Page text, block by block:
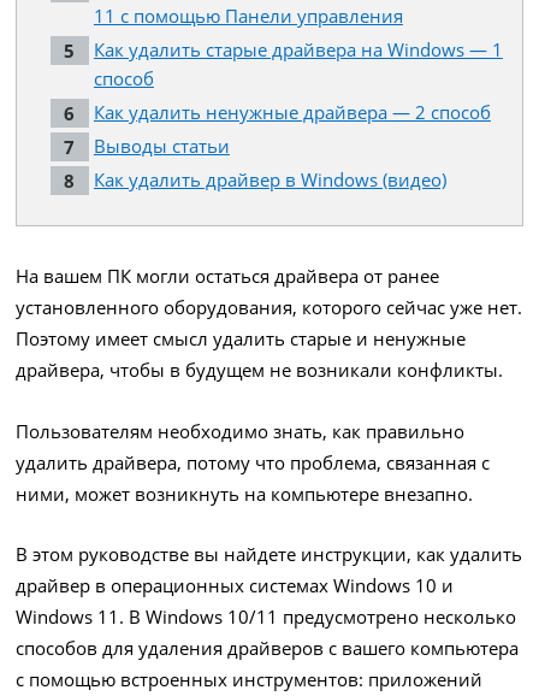
11 с помощью Панели управления
Как удалить старые драйвера на Windows — 1
способ
Как удалить ненужные драйвера — 2 способ
Выводы статьи
Как удалить драйвер в Windows (видео)
На вашем ПК могли остаться драйвера от ранее
установленного оборудования, которого сейчас уже нет.
Поэтому имеет смысл удалить старые и ненужные
драйвера, чтобы в будущем не возникали конфликты.
Пользователям необходимо знать, как правильно
удалить драйвера, потому что проблема, связанная с
ними, может возникнуть на компьютере внезапно.
В этом руководстве вы найдете инструкции, как удалить
драйвер в операционных системах Windows 10 и
Windows 11. В Windows 10/11 предусмотрено несколько
способов для удаления драйверов с вашего компьютера
с помощью встроенных инструментов: приложений